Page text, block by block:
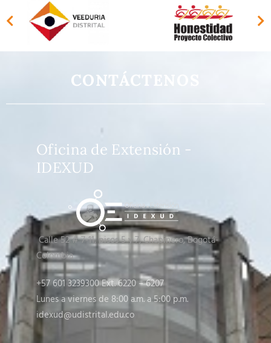
CONTÁCTENOS
Oficina de Extensión -
IDEXUD
Calle 52 # 7-11, pisos 5 y 7, Chapinero, Bogotá-
Colombia
+57 601 3239300 Ext. 6220 – 6207
Lunes a viernes de 8:00 a.m. a 5:00 p.m.
idexud@udistrital.edu.co